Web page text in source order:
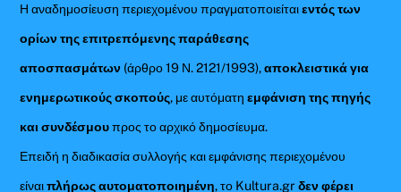
Η αναδημοσίευση περιεχομένου πραγματοποιείταιεντός των
ορίων της επιτρεπόμενης παράθεσης
αποσπασμάτων (άρθρο 19 Ν. 2121/1993),αποκλειστικά για
ενημερωτικούς σκοπούς, με αυτόματηεμφάνιση της πηγής
και συνδέσμουπρος το αρχικό δημοσίευμα.
Επειδή η διαδικασία συλλογής και εμφάνισης περιεχομένου
είναιπλήρως αυτοματοποιημένη, το Kultura.grδεν φέρει